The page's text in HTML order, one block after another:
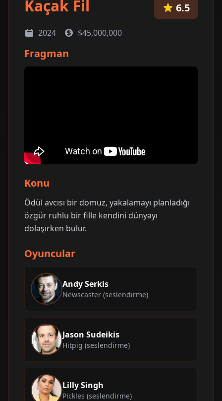
Kaçak Fil 6.5
2024 $45,000,000
Fragman
Konu
Ödül avcısı bir domuz, yakalamayı planladığı
özgür ruhlu bir fille kendini dünyayı
dolaşırken bulur.
Oyuncular
Andy Serkis
Newscaster (seslendirme)
Jason Sudeikis
Hitpig (seslendirme)
Lilly Singh
Pickles (seslendirme)